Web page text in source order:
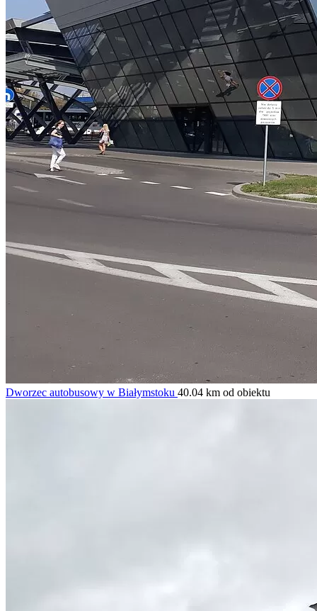
Dworzec autobusowy w Białymstoku 40.04 km od obiektu